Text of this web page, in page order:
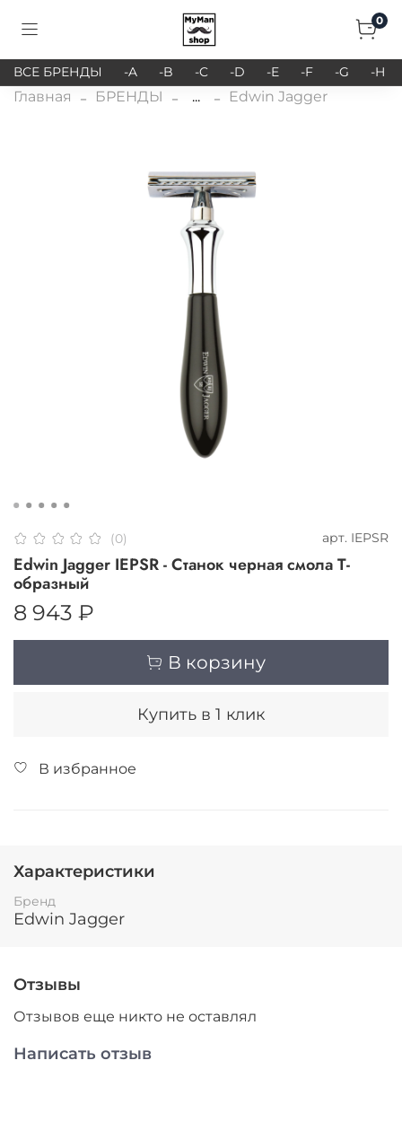
0
ВСЕ БРЕНДЫ -A -B -C -D -E -F -G -H
Главная БРЕНДЫ ... Edwin Jagger
(0) арт. IEPSR
Edwin Jagger IEPSR - Станок черная смола Т-
образный
8 943 ₽
В корзину
Купить в 1 клик
В избранное
Характеристики
Бренд
Edwin Jagger
Отзывы
Отзывов еще никто не оставлял
Написать отзыв